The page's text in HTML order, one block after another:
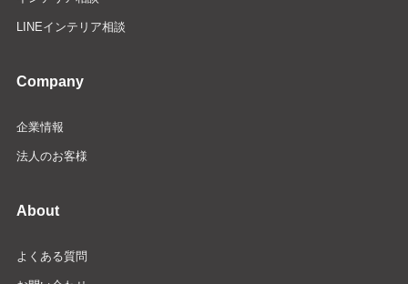
LINEインテリア相談
Company
企業情報
法人のお客様
About
よくある質問